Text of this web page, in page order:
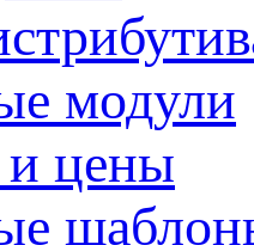
модули
и цены